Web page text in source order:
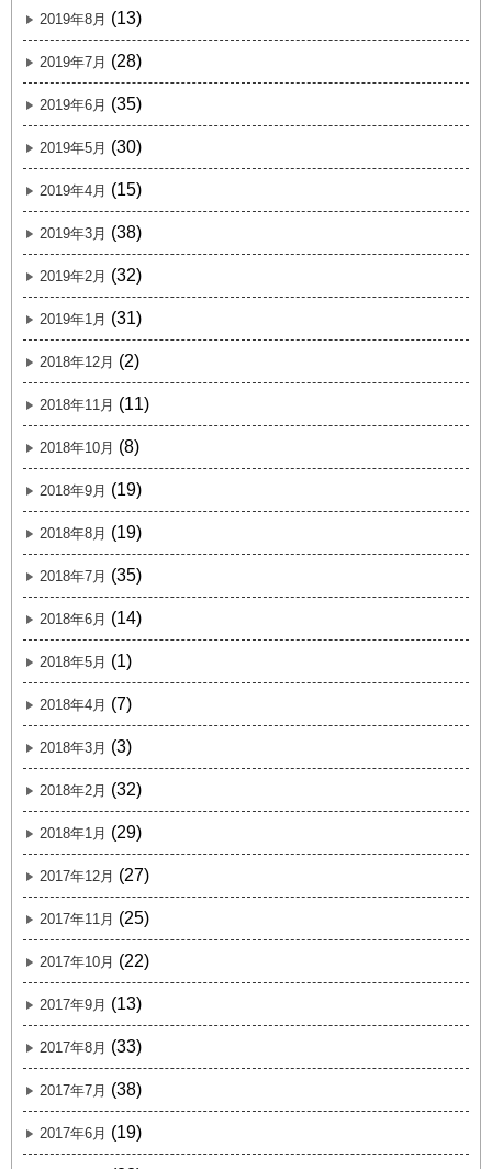
2019年8月 (13)
2019年7月 (28)
2019年6月 (35)
2019年5月 (30)
2019年4月 (15)
2019年3月 (38)
2019年2月 (32)
2019年1月 (31)
2018年12月 (2)
2018年11月 (11)
2018年10月 (8)
2018年9月 (19)
2018年8月 (19)
2018年7月 (35)
2018年6月 (14)
2018年5月 (1)
2018年4月 (7)
2018年3月 (3)
2018年2月 (32)
2018年1月 (29)
2017年12月 (27)
2017年11月 (25)
2017年10月 (22)
2017年9月 (13)
2017年8月 (33)
2017年7月 (38)
2017年6月 (19)